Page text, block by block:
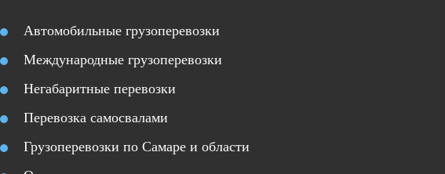
Автомобильные грузоперевозки
Международные грузоперевозки
Негабаритные перевозки
Перевозка самосвалами
Грузоперевозки по Самаре и области